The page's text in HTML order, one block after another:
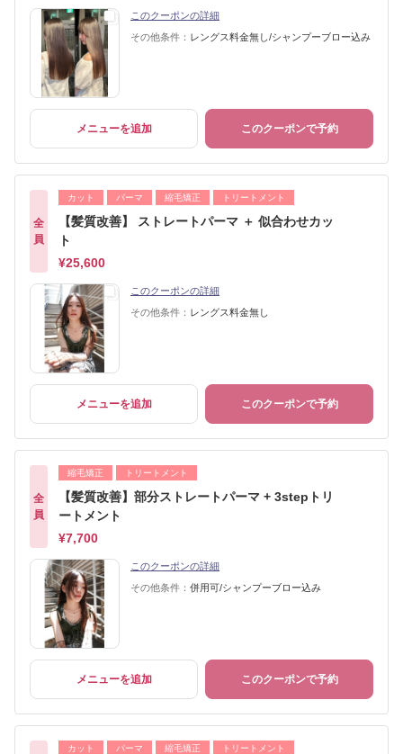
このクーポンの詳細
その他条件： レングス料金無し/シャンプーブロー込み
メニューを追加 このクーポンで予約
全
員
カット パーマ 縮毛矯正 トリートメント
【髪質改善】 ストレートパーマ ＋ 似合わせカッ
ト
¥25,600
このクーポンの詳細
その他条件： レングス料金無し
メニューを追加 このクーポンで予約
全
員
縮毛矯正 トリートメント
【髪質改善】部分ストレートパーマ + 3stepトリ
ートメント
¥7,700
このクーポンの詳細
その他条件： 併用可/シャンプーブロー込み
メニューを追加 このクーポンで予約
カット パーマ 縮毛矯正 トリートメント